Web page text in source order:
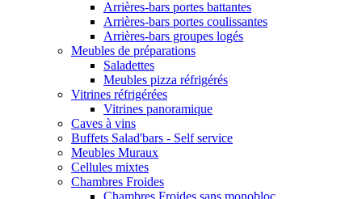
Arrières-bars portes battantes
Arrières-bars portes coulissantes
Arrières-bars groupes logés
Meubles de préparations
Saladettes
Meubles pizza réfrigérés
Vitrines réfrigérées
Vitrines panoramique
Caves à vins
Buffets Salad'bars - Self service
Meubles Muraux
Cellules mixtes
Chambres Froides
Chambres Froides sans monobloc